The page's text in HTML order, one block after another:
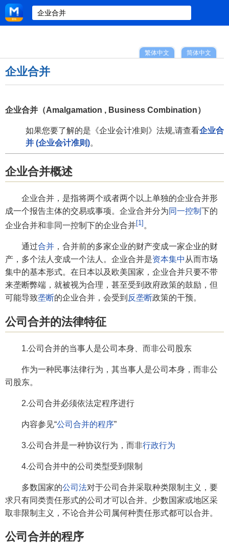
简体中文
繁体中文
企业合并
企业合并（Amalgamation , Business Combination）
如果您要了解的是《企业会计准则》法规,请查看企业合
并 (企业会计准则)。
企业合并概述
企业合并，是指将两个或者两个以上单独的企业合并形
成一个报告主体的交易或事项。企业合并分为同一控制 下的
企业合并和非同一控制下的企业合并[1] 。
通过合并 ，合并前的多家企业的财产变成一家企业的财
产，多个法人变成一个法人。企业合并是资本集中 从而市场
集中的基本形式。在日本以及欧美国家，企业合并只要不带
来垄断弊端，就被视为合理，甚至受到政府政策的鼓励，但
可能导致垄断的企业合并，会受到 反垄断政策的干预。
公司合并的法律特征
1.公司合并的当事人是公司本身、而非公司股东
作为一种民事法律行为，其当事人是公司本身，而非公
司股东。
2.公司合并必须依法定程序进行
内容参见“公司合并的程序”
3.公司合并是一种协议行为，而非行政行为
4.公司合并中的公司类型受到限制
多数国家的公司法对于公司合并采取种类限制主义，要
求只有同类责任形式的公司才可以合并。少数国家或地区采
取非限制主义，不论合并公司属何种责任形式都可以合并。
公司合并的程序